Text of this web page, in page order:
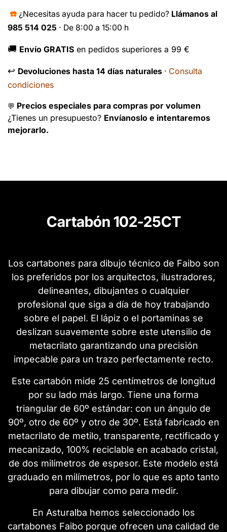
☎️ ¿Necesitas ayuda para hacer tu pedido? Llámanos al
985 514 025 · De 8:00 a 15:00 h
🚚 Envío GRATIS en pedidos superiores a 99 €
↩️ Devoluciones hasta 14 días naturales · Consulta
condiciones
💬 Precios especiales para compras por volumen
¿Tienes un presupuesto? Envíanoslo e intentaremos
mejorarlo.
Cartabón 102-25CT
Los cartabones para dibujo técnico de Faibo son
los preferidos por los arquitectos, ilustradores,
delineantes, dibujantes o cualquier
profesional que siga a día de hoy trabajando
sobre el papel. El lápiz o el portaminas se
deslizan suavemente sobre este utensilio de
metacrilato garantizando una precisión
impecable para un trazo perfectamente recto.
Este cartabón mide 25 centímetros de longitud
por su lado más largo. Tiene una forma
triangular de 60º estándar: con un ángulo de
90º, otro de 60º y otro de 30º. Está fabricado en
metacrilato de metilo, transparente, rectificado y
mecanizado, 100% reciclable en acabado cristal,
de dos milímetros de espesor. Este modelo está
graduado en milímetros, por lo que es apto tanto
para dibujar como para medir.
En Asturalba hemos seleccionado los
cartabones Faibo porque ofrecen una calidad de